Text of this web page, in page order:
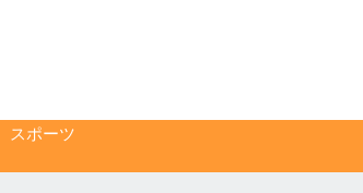
スポーツ